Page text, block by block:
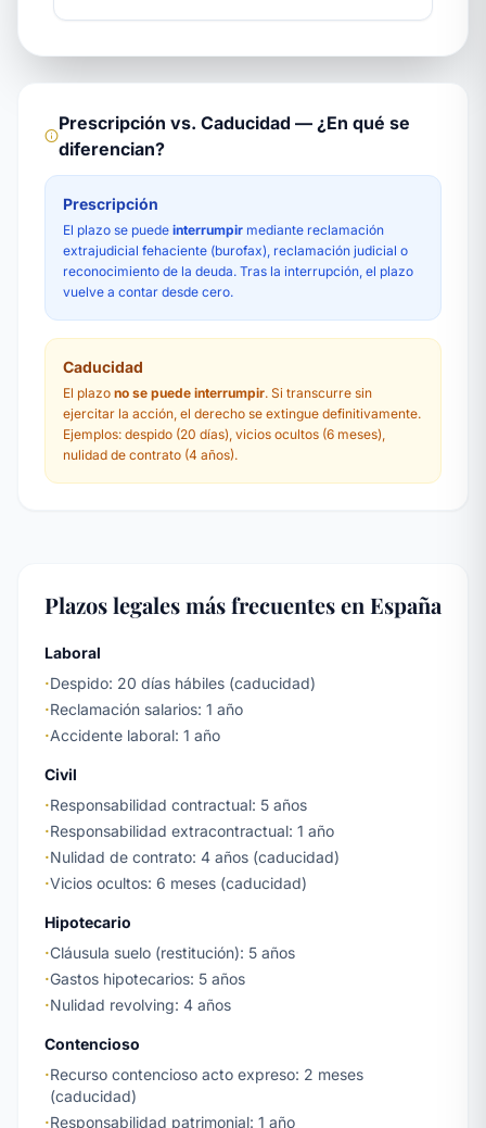
Prescripción vs. Caducidad — ¿En qué se
diferencian?
Prescripción
El plazo se puede interrumpir mediante reclamación
extrajudicial fehaciente (burofax), reclamación judicial o
reconocimiento de la deuda. Tras la interrupción, el plazo
vuelve a contar desde cero.
Caducidad
El plazo no se puede interrumpir. Si transcurre sin
ejercitar la acción, el derecho se extingue definitivamente.
Ejemplos: despido (20 días), vicios ocultos (6 meses),
nulidad de contrato (4 años).
Plazos legales más frecuentes en España
Laboral
·Despido: 20 días hábiles (caducidad)
·Reclamación salarios: 1 año
·Accidente laboral: 1 año
Civil
·Responsabilidad contractual: 5 años
·Responsabilidad extracontractual: 1 año
·Nulidad de contrato: 4 años (caducidad)
·Vicios ocultos: 6 meses (caducidad)
Hipotecario
·Cláusula suelo (restitución): 5 años
·Gastos hipotecarios: 5 años
·Nulidad revolving: 4 años
Contencioso
·Recurso contencioso acto expreso: 2 meses
(caducidad)
·Responsabilidad patrimonial: 1 año